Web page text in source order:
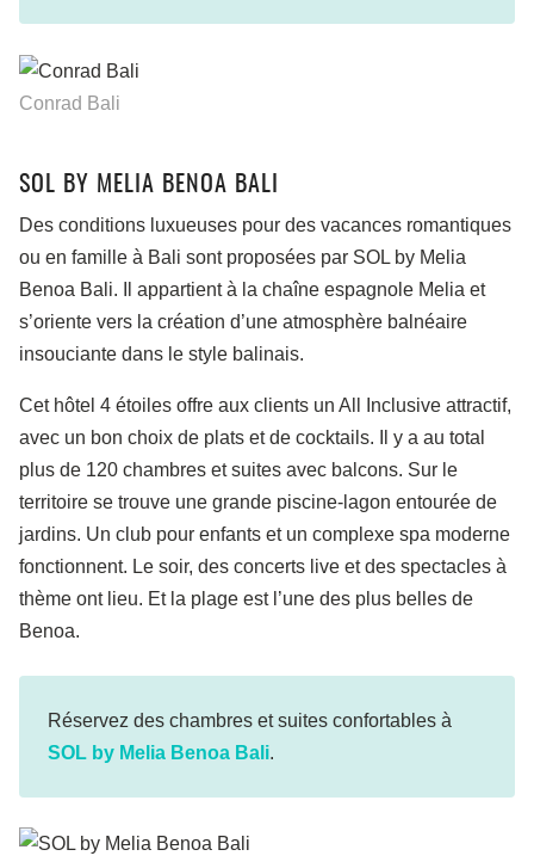
Conrad Bali
SOL BY MELIA BENOA BALI
Des conditions luxueuses pour des vacances romantiques
ou en famille à Bali sont proposées par SOL by Melia
Benoa Bali. Il appartient à la chaîne espagnole Melia et
s’oriente vers la création d’une atmosphère balnéaire
insouciante dans le style balinais.
Cet hôtel 4 étoiles offre aux clients un All Inclusive attractif,
avec un bon choix de plats et de cocktails. Il y a au total
plus de 120 chambres et suites avec balcons. Sur le
territoire se trouve une grande piscine-lagon entourée de
jardins. Un club pour enfants et un complexe spa moderne
fonctionnent. Le soir, des concerts live et des spectacles à
thème ont lieu. Et la plage est l’une des plus belles de
Benoa.
Réservez des chambres et suites confortables à
SOL by Melia Benoa Bali.